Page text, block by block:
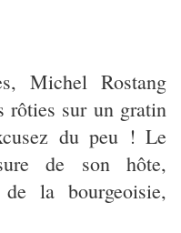
Michel Rostang
rôties sur un gratin
du peu ! Le
de son hôte,
la bourgeoisie,